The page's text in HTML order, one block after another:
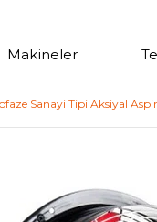
Makineler
Sanayi Tipi Aksiyal